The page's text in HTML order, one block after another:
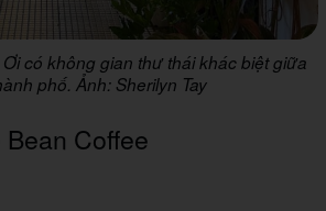
có không gian thư thái khác biệt giữa
phố. Ảnh: Sherilyn Tay
Coffee